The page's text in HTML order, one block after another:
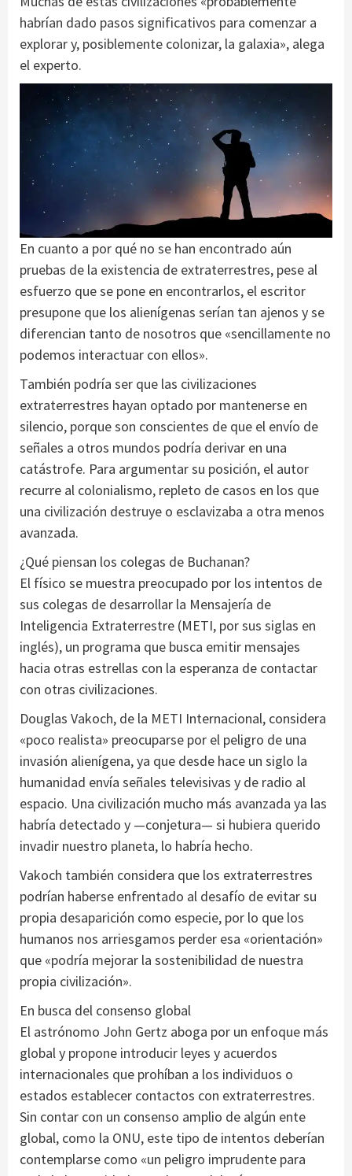
habrían dado pasos significativos para comenzar a
explorar y, posiblemente colonizar, la galaxia», alega
el experto.
En cuanto a por qué no se han encontrado aún
pruebas de la existencia de extraterrestres, pese al
esfuerzo que se pone en encontrarlos, el escritor
presupone que los alienígenas serían tan ajenos y se
diferencian tanto de nosotros que «sencillamente no
podemos interactuar con ellos».
También podría ser que las civilizaciones
extraterrestres hayan optado por mantenerse en
silencio, porque son conscientes de que el envío de
señales a otros mundos podría derivar en una
catástrofe. Para argumentar su posición, el autor
recurre al colonialismo, repleto de casos en los que
una civilización destruye o esclavizaba a otra menos
avanzada.
¿Qué piensan los colegas de Buchanan?
El físico se muestra preocupado por los intentos de
sus colegas de desarrollar la Mensajería de
Inteligencia Extraterrestre (METI, por sus siglas en
inglés), un programa que busca emitir mensajes
hacia otras estrellas con la esperanza de contactar
con otras civilizaciones.
Douglas Vakoch, de la METI Internacional, considera
«poco realista» preocuparse por el peligro de una
invasión alienígena, ya que desde hace un siglo la
humanidad envía señales televisivas y de radio al
espacio. Una civilización mucho más avanzada ya las
habría detectado y —conjetura— si hubiera querido
invadir nuestro planeta, lo habría hecho.
Vakoch también considera que los extraterrestres
podrían haberse enfrentado al desafío de evitar su
propia desaparición como especie, por lo que los
humanos nos arriesgamos perder esa «orientación»
que «podría mejorar la sostenibilidad de nuestra
propia civilización».
En busca del consenso global
El astrónomo John Gertz aboga por un enfoque más
global y propone introducir leyes y acuerdos
internacionales que prohíban a los individuos o
estados establecer contactos con extraterrestres.
Sin contar con un consenso amplio de algún ente
global, como la ONU, este tipo de intentos deberían
contemplarse como «un peligro imprudente para